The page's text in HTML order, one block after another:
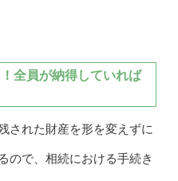
全員が納得していれば
された財産を形を変えずに
ので、相続における手続き